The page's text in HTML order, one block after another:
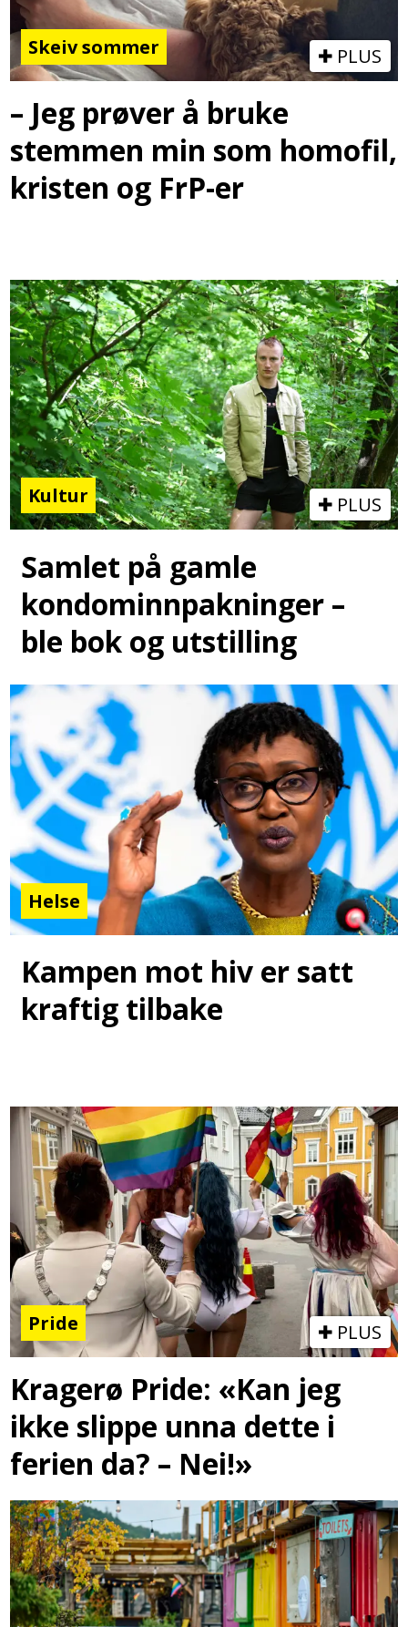
Skeiv sommer PLUS
– Jeg prøver å bruke
stemmen min som homofil,
kristen og FrP-er
Kultur PLUS
Samlet på gamle
kondominnpakninger –
ble bok og utstilling
Helse
Kampen mot hiv er satt
kraftig tilbake
Pride PLUS
Kragerø Pride: «Kan jeg
ikke slippe unna dette i
ferien da? – Nei!»